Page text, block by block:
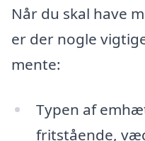
Når du skal have
er der nogle
mente:
Typen af
fritstående,